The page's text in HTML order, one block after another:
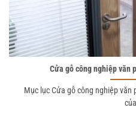
Cửa gỗ công nghiệp văn
Mục lục Cửa gỗ công nghiệp